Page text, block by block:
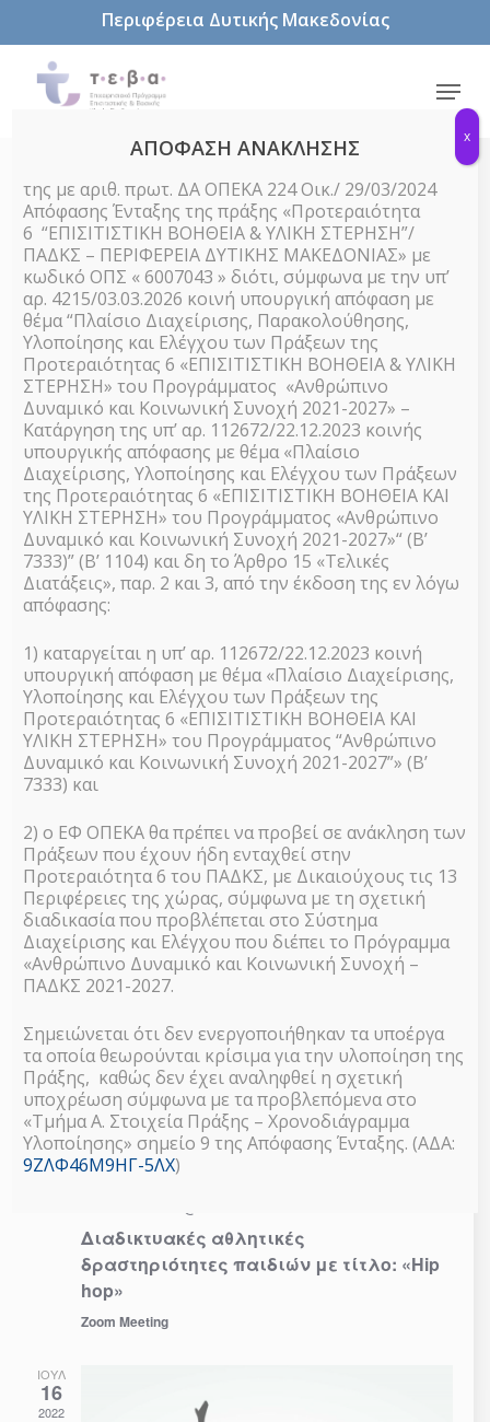
content
Περιφέρεια Δυτικής Μακεδονίας
Menu
Αθλητικές δραστηριότητες
There are no upcoming events.
Events
and
Views
SearchMonth
24/7/2026
Select
date.
Calendar
of
Events
There are no upcoming events.
Latest Past Events
ΙΟΎΛ
16
2022
16 Ιουλίου 2022 @ 12:00 - 13:00
δραστηριότητες παιδιών με τίτλο:
«Funky jazz»
Zoom Meeting
ΙΟΎΛ
16
2022
Διαδικτυακές αθλητικές
δραστηριότητες παιδιών με τίτλο: «Hip
hop»
Zoom Meeting
ΙΟΎΛ
16
2022
ΑΠΟΦΑΣΗ ΑΝΑΚΛΗΣΗΣ
της με αριθ. πρωτ. ΔΑ ΟΠΕΚΑ 224 Οικ./ 29/03/2024
Απόφασης Ένταξης της πράξης «Προτεραιότητα
6 “ΕΠΙΣΙΤΙΣΤΙΚΗ ΒΟΗΘΕΙΑ & ΥΛΙΚΗ ΣΤΕΡΗΣΗ”/
ΠΑΔΚΣ – ΠΕΡΙΦΕΡΕΙΑ ΔΥΤΙΚΗΣ ΜΑΚΕΔΟΝΙΑΣ» με
κωδικό ΟΠΣ « 6007043 » διότι, σύμφωνα με την υπ’
αρ. 4215/03.03.2026 κοινή υπουργική απόφαση με
θέμα “Πλαίσιο Διαχείρισης, Παρακολούθησης,
Υλοποίησης και Ελέγχου των Πράξεων της
Προτεραιότητας 6 «ΕΠΙΣΙΤΙΣΤΙΚΗ ΒΟΗΘΕΙΑ & ΥΛΙΚΗ
ΣΤΕΡΗΣΗ» του Προγράμματος «Ανθρώπινο
Δυναμικό και Κοινωνική Συνοχή 2021-2027» –
Κατάργηση της υπ’ αρ. 112672/22.12.2023 κοινής
υπουργικής απόφασης με θέμα «Πλαίσιο
Διαχείρισης, Υλοποίησης και Ελέγχου των Πράξεων
της Προτεραιότητας 6 «ΕΠΙΣΙΤΙΣΤΙΚΗ ΒΟΗΘΕΙΑ ΚΑΙ
ΥΛΙΚΗ ΣΤΕΡΗΣΗ» του Προγράμματος «Ανθρώπινο
Δυναμικό και Κοινωνική Συνοχή 2021-2027»“ (Β’
7333)” (Β’ 1104) και δη το Άρθρο 15 «Τελικές
Διατάξεις», παρ. 2 και 3, από την έκδοση της εν λόγω
απόφασης:
1) καταργείται η υπ’ αρ. 112672/22.12.2023 κοινή
υπουργική απόφαση με θέμα «Πλαίσιο Διαχείρισης,
Υλοποίησης και Ελέγχου των Πράξεων της
Προτεραιότητας 6 «ΕΠΙΣΙΤΙΣΤΙΚΗ ΒΟΗΘΕΙΑ ΚΑΙ
ΥΛΙΚΗ ΣΤΕΡΗΣΗ» του Προγράμματος “Ανθρώπινο
Δυναμικό και Κοινωνική Συνοχή 2021-2027”» (Β’
7333) και
2) ο ΕΦ ΟΠΕΚΑ θα πρέπει να προβεί σε ανάκληση των
Πράξεων που έχουν ήδη ενταχθεί στην
Προτεραιότητα 6 του ΠΑΔΚΣ, με Δικαιούχους τις 13
Περιφέρειες της χώρας, σύμφωνα με τη σχετική
διαδικασία που προβλέπεται στο Σύστημα
Διαχείρισης και Ελέγχου που διέπει το Πρόγραμμα
«Ανθρώπινο Δυναμικό και Κοινωνική Συνοχή –
ΠΑΔΚΣ 2021-2027.
Σημειώνεται ότι δεν ενεργοποιήθηκαν τα υποέργα
τα οποία θεωρούνται κρίσιμα για την υλοποίηση της
Πράξης, καθώς δεν έχει αναληφθεί η σχετική
υποχρέωση σύμφωνα με τα προβλεπόμενα στο
«Τμήμα Α. Στοιχεία Πράξης – Χρονοδιάγραμμα
Υλοποίησης» σημείο 9 της Απόφασης Ένταξης. (ΑΔΑ:
9ΖΛΦ46Μ9ΗΓ-5ΛΧ)
x